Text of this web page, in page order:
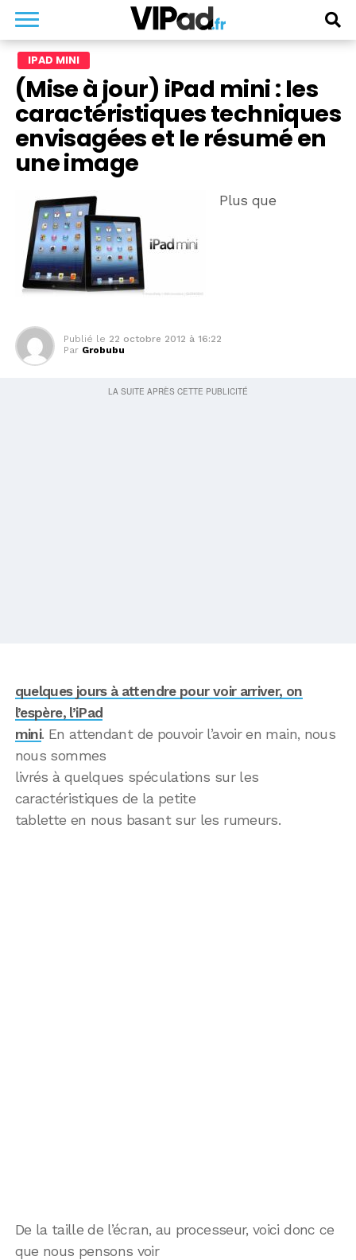
IPAD MINI
(Mise à jour) iPad mini : les
caractéristiques techniques
envisagées et le résumé en
une image
Plus que
Publié le 22 octobre 2012 à 16:22
Par Grobubu
quelques jours à attendre pour voir arriver, on
l’espère, l’iPad
mini. En attendant de pouvoir l’avoir en main, nous
nous sommes
livrés à quelques spéculations sur les
caractéristiques de la petite
tablette en nous basant sur les rumeurs.
De la taille de l’écran, au processeur, voici donc ce
que nous pensons voir